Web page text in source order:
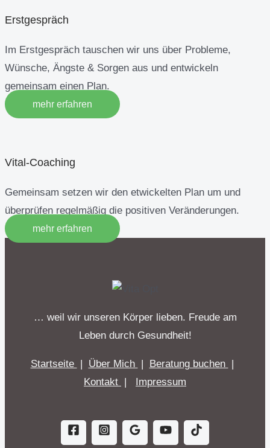
Erstgespräch
Im Erstgespräch tauschen wir uns über Probleme,
Wünsche, Ängste & Sorgen aus und entwickeln
gemeinsam einen Plan.
mehr erfahren
Vital-Coaching
Gemeinsam setzen wir den etwickelten Plan um und
überprüfen regelmäßig die positiven Veränderungen.
mehr erfahren
… weil wir unseren Körper lieben. Freude am
Leben durch Gesundheit!
Startseite | Über Mich | Beratung buchen |
Kontakt | Impressum